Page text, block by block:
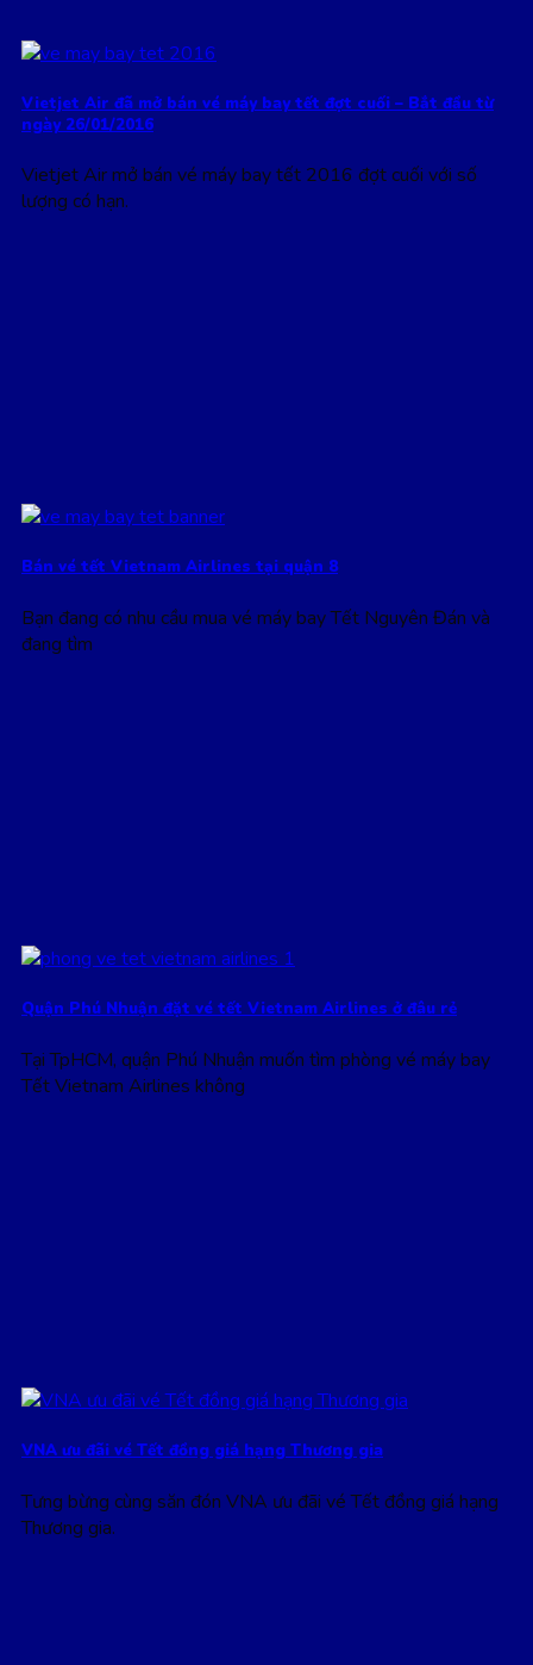
Vietjet Air đã mở bán vé máy bay tết đợt cuối – Bắt đầu từ
ngày 26/01/2016
Vietjet Air mở bán vé máy bay tết 2016 đợt cuối với số
lượng có hạn.
Bán vé tết Vietnam Airlines tại quận 8
Bạn đang có nhu cầu mua vé máy bay Tết Nguyên Đán và
đang tìm
Quận Phú Nhuận đặt vé tết Vietnam Airlines ở đâu rẻ
Tại TpHCM, quận Phú Nhuận muốn tìm phòng vé máy bay
Tết Vietnam Airlines không
VNA ưu đãi vé Tết đồng giá hạng Thương gia
Tưng bừng cùng săn đón VNA ưu đãi vé Tết đồng giá hạng
Thương gia.